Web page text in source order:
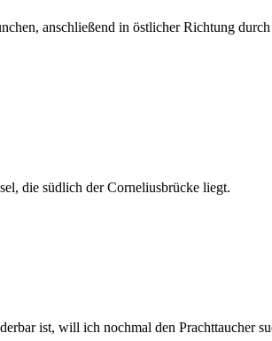
anschließend in östlicher Richtung
die südlich der Corneliusbrücke liegt.
ist, will ich nochmal den Prachttaucher